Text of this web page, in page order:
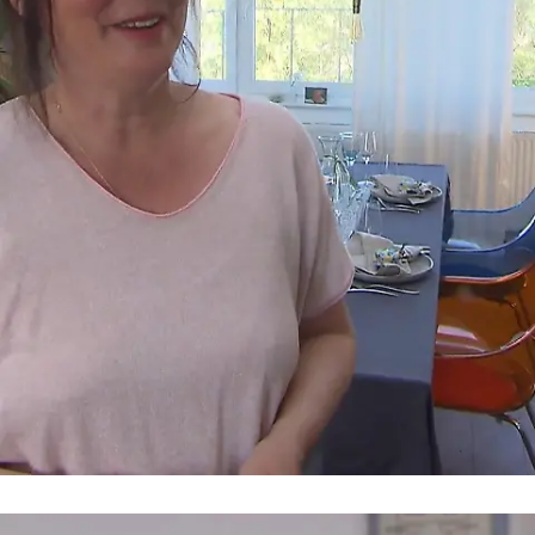
Am Mittwoch